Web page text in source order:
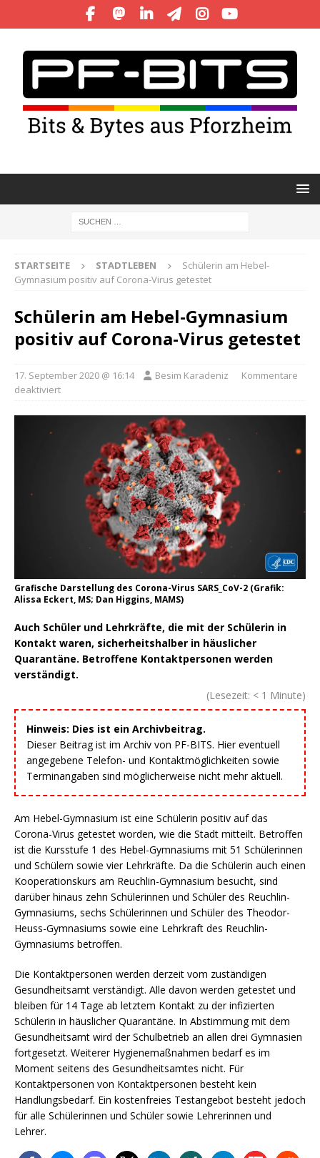
STARTSEITE STADTLEBEN
Schülerin am Hebel-
Gymnasium positiv auf Corona-Virus getestet
Schülerin am Hebel-Gymnasium
positiv auf Corona-Virus getestet
17. September 2020 @ 16:14 Besim Karadeniz
Kommentare
deaktiviert
Grafische Darstellung des Corona-Virus SARS_CoV-2 (Grafik:
Alissa Eckert, MS; Dan Higgins, MAMS)
Auch Schüler und Lehrkräfte, die mit der Schülerin in
Kontakt waren, sicherheitshalber in häuslicher
Quarantäne. Betroffene Kontaktpersonen werden
verständigt.
(Lesezeit: < 1 Minute)
Hinweis: Dies ist ein Archivbeitrag.
Dieser Beitrag ist im Archiv von PF-BITS. Hier eventuell
angegebene Telefon- und Kontaktmöglichkeiten sowie
Terminangaben sind möglicherweise nicht mehr aktuell.
Am Hebel-Gymnasium ist eine Schülerin positiv auf das
Corona-Virus getestet worden, wie die Stadt mitteilt. Betroffen
ist die Kursstufe 1 des Hebel-Gymnasiums mit 51 Schülerinnen
und Schülern sowie vier Lehrkräfte. Da die Schülerin auch einen
Kooperationskurs am Reuchlin-Gymnasium besucht, sind
darüber hinaus zehn Schülerinnen und Schüler des Reuchlin-
Gymnasiums, sechs Schülerinnen und Schüler des Theodor-
Heuss-Gymnasiums sowie eine Lehrkraft des Reuchlin-
Gymnasiums betroffen.
Die Kontaktpersonen werden derzeit vom zuständigen
Gesundheitsamt verständigt. Alle davon werden getestet und
bleiben für 14 Tage ab letztem Kontakt zu der infizierten
Schülerin in häuslicher Quarantäne. In Abstimmung mit dem
Gesundheitsamt wird der Schulbetrieb an allen drei Gymnasien
fortgesetzt. Weiterer Hygienemaßnahmen bedarf es im
Moment seitens des Gesundheitsamtes nicht. Für
Kontaktpersonen von Kontaktpersonen besteht kein
Handlungsbedarf. Ein kostenfreies Testangebot besteht jedoch
für alle Schülerinnen und Schüler sowie Lehrerinnen und
Lehrer.